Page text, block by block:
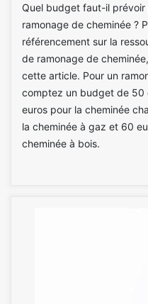
Quel budget faut-il
ramonage de cheminée ?
référencement sur la
de ramonage de
cette article. Pour un
comptez un budget de 50
euros pour la cheminée
la cheminée à gaz et 60
cheminée à bois.